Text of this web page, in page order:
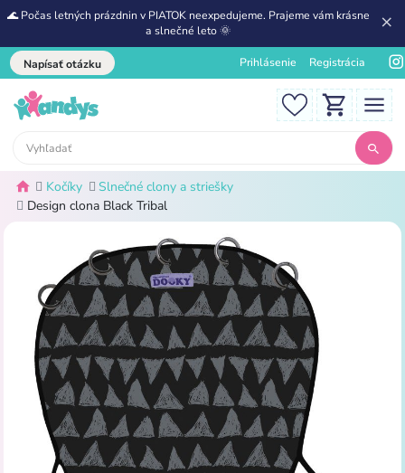
🌊 Počas letných prázdnin v PIATOK neexpedujeme. Prajeme vám krásne
a slnečné leto 🌞
Napísať otázku Prihlásenie Registrácia
Kočíky
Slnečné clony a striešky
Design clona Black Tribal